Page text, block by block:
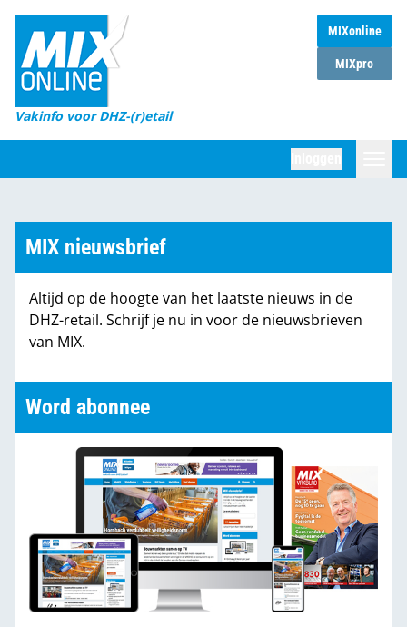
MIXonline
MIXpro
Vakinfo voor DHZ-(r)etail
Home
Magazines
DHZ Sessie
Marktcijfers
Partners
MIX nieuwsbrief
Altijd op de hoogte van het laatste nieuws in de
DHZ-retail. Schrijf je nu in voor de nieuwsbrieven
van MIX.
Word abonnee